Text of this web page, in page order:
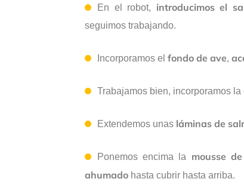
En el robot, introducimos el
seguimos trabajando.
Incorporamos el fondo de ave,
Trabajamos bien, incorporamos la
Extendemos unas láminas de
Ponemos encima la mousse
ahumado hasta cubrir hasta arriba.